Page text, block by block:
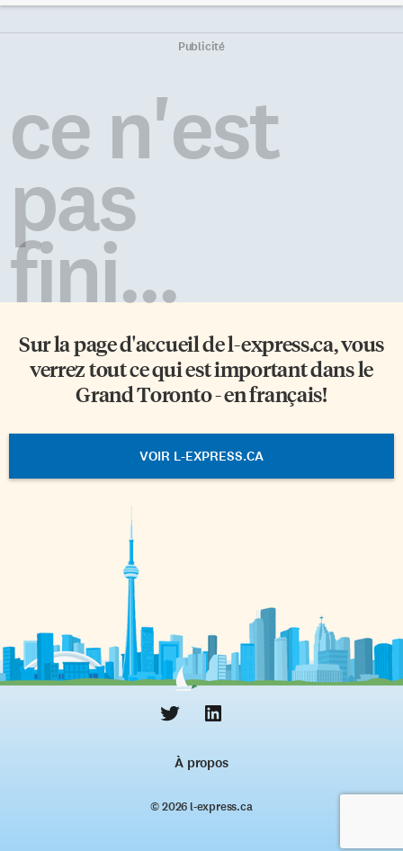
directeur de l’éducation,
Nathalie Dufour-Séguin,
présidente du Conseil, Claude-
directrice de l’école, ont coupé
le ruban.
5 décembre, a rassemblé les
élèves de l’école afin de bénir les
nouvelles salles de classe pour le
soccer. Le Père Justin
Desroches, curé de la paroisse
Sacré-Cœur, a […]
Publicité
ce n'est
pas
fini...
Sur la page d'accueil del-express.ca, vous
verrez tout ce qui est important dans le
Grand Toronto - en français!
VOIR L-EXPRESS.CA
À propos
© 2026 l‑express.ca